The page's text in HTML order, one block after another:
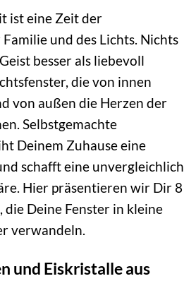
ist eine Zeit der
und des Lichts. Nichts
besser als liebevoll
die von innen
von außen die Herzen der
Selbstgemachte
Deinem Zuhause eine
schafft eine unvergleichlich
Hier präsentieren wir Dir 8
die Deine Fenster in kleine
verwandeln.
und Eiskristalle aus